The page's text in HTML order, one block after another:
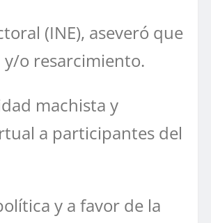
(INE), aseveró que
o resarcimiento.
machista y
a participantes del
y a favor de la